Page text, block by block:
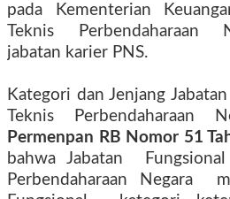
pada Kementerian
Teknis Perbendaharaan
jabatan karier PNS.
Kategori dan Jenjang
Teknis Perbendaharaan
Permenpan RB Nomor 51
bahwa Jabatan
Perbendaharaan Negara